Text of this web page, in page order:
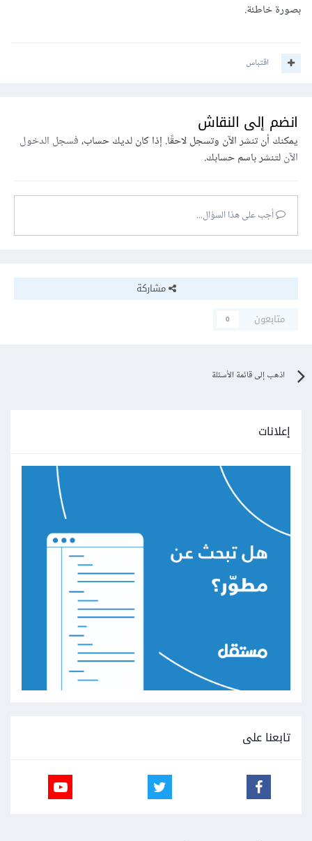
بصورة خاطئة.
اقتباس
انضم إلى النقاش
يمكنك أن تنشر الآن وتسجل لاحقًا. إذا كان لديك حساب،فسجل الدخول
الآنلتنشر باسم حسابك.
أجب على هذا السؤال...
مشاركة
متابعون
0
اذهب إلى قائمة الأسئلة
إعلانات
تابعنا على